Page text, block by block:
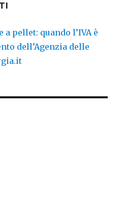
a pellet: quando l’IVA è
dell’Agenzia delle